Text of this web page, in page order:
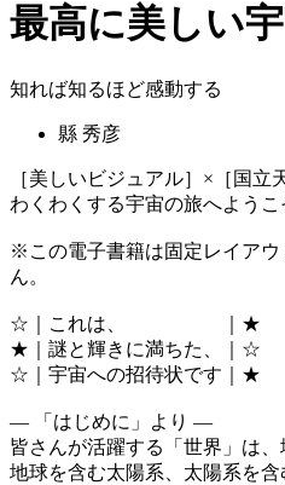
最高に美しい
知れば知るほど感動する
縣 秀彦
［美しいビジュアル］×［国立
わくわくする宇宙の旅へようこ
※この電子書籍は固定レイアウ
ん。
☆｜これは、 ｜★
★｜謎と輝きに満ちた、｜☆
☆｜宇宙への招待状です｜★
― 「はじめに」より ―
皆さんが活躍する「世界」は、
地球を含む太陽系、太陽系を含